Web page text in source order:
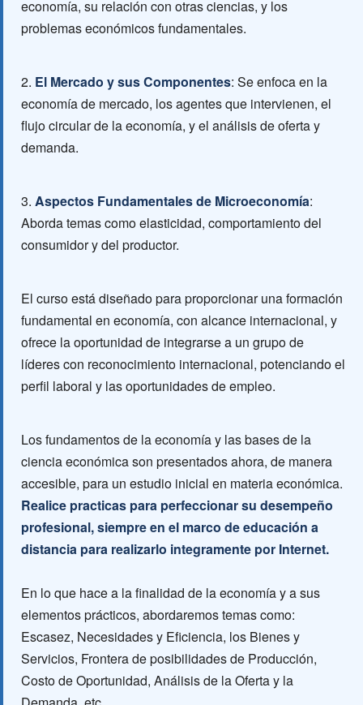
economía, su relación con otras ciencias, y los
problemas económicos fundamentales.
2. El Mercado y sus Componentes: Se enfoca en la
economía de mercado, los agentes que intervienen, el
flujo circular de la economía, y el análisis de oferta y
demanda.
3. Aspectos Fundamentales de Microeconomía:
Aborda temas como elasticidad, comportamiento del
consumidor y del productor.
El curso está diseñado para proporcionar una formación
fundamental en economía, con alcance internacional, y
ofrece la oportunidad de integrarse a un grupo de
líderes con reconocimiento internacional, potenciando el
perfil laboral y las oportunidades de empleo.
Los fundamentos de la economía y las bases de la
ciencia económica son presentados ahora, de manera
accesible, para un estudio inicial en materia económica.
Realice practicas para perfeccionar su desempeño
profesional, siempre en el marco de educación a
distancia para realizarlo integramente por Internet.
En lo que hace a la finalidad de la economía y a sus
elementos prácticos, abordaremos temas como:
Escasez, Necesidades y Eficiencia, los Bienes y
Servicios, Frontera de posibilidades de Producción,
Costo de Oportunidad, Análisis de la Oferta y la